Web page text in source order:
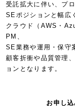
受託拡大に伴い、プ
SEポジションと幅広
クラウド（AWS・
PM、
SE業務や運用・保守
顧客折衝や品質管理
ョンとなります。
お申し